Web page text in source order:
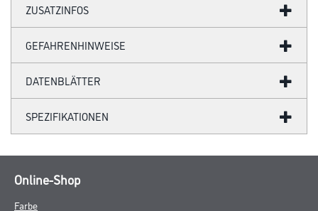
ZUSATZINFOS
GEFAHRENHINWEISE
DATENBLÄTTER
SPEZIFIKATIONEN
Online-Shop
Farbe